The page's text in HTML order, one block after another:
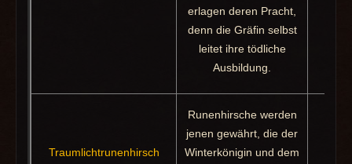
erlagen deren Pracht,
denn die Gräfin selbst
leitet ihre tödliche
Ausbildung.
Traumlichtrunenhirsch
Runenhirsche werden
jenen gewährt, die der
Winterkönigin und dem